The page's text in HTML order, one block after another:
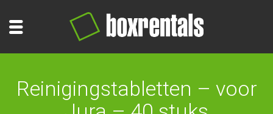
Reinigingstabletten – voor